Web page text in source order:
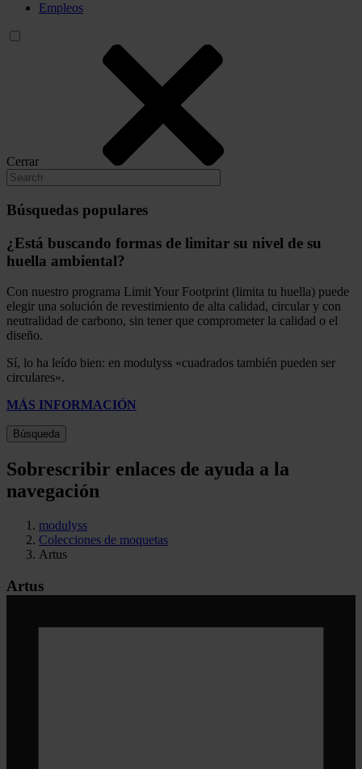
Empleos
Cerrar
Búsquedas populares
¿Está buscando formas de limitar su nivel de su
huella ambiental?
Con nuestro programa Limit Your Footprint (limita tu huella) puede
elegir una solución de revestimiento de alta calidad, circular y con
neutralidad de carbono, sin tener que comprometer la calidad o el
diseño.
Sí, lo ha leído bien: en modulyss «cuadrados también pueden ser
circulares».
MÁS INFORMACIÓN
Búsqueda
Sobrescribir enlaces de ayuda a la
navegación
modulyss
Colecciones de moquetas
Artus
Artus